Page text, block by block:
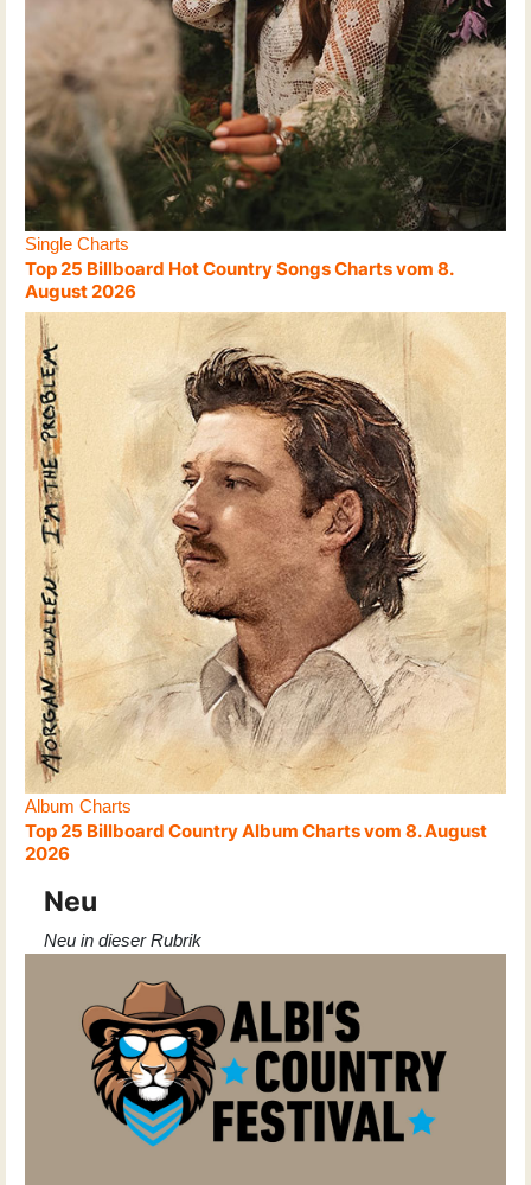
Single Charts
Top 25 Billboard Hot Country Songs Charts vom 8.
August 2026
Album Charts
Top 25 Billboard Country Album Charts vom 8. August
2026
Neu
Neu in dieser Rubrik